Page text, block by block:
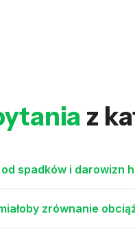
z
spadków i darowizn
zrównanie